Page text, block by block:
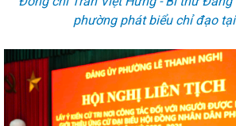
phường phát biểu chỉ đạo